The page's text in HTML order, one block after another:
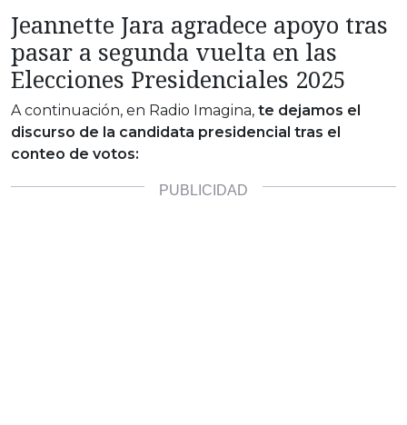
Jeannette Jara agradece apoyo tras
pasar a segunda vuelta en las
Elecciones Presidenciales 2025
A continuación, en Radio Imagina, te dejamos el
discurso de la candidata presidencial tras el
conteo de votos: